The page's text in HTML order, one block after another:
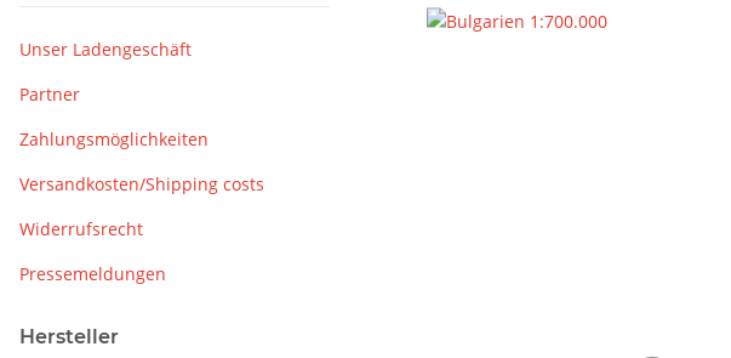
Unser Ladengeschäft
Partner
Zahlungsmöglichkeiten
Versandkosten/Shipping costs
Widerrufsrecht
Pressemeldungen
Hersteller